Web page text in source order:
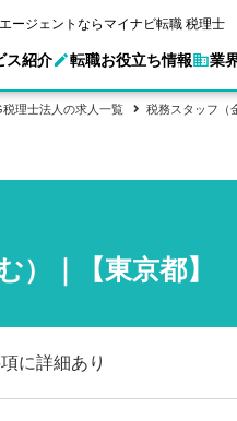
ージェントならマイナビ転職 税理士
ス紹介
とは？ ご利用ガイド
転職お役立ち情報
験分野への転職
業
企業情報
業界別求人情報
コンサルティングファーム
税理士法人の求人一覧 税務スタッフ（
）｜【東京都】
に詳細あり